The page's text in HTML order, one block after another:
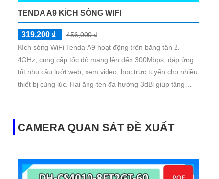
TENDA A9 KÍCH SÓNG WIFI
319,200 ₫
456,000 ₫
Kích sóng WiFi Tenda A9 hoạt động trên băng tần 2.
4GHz, cung cấp tốc độ mạng lên đến 300Mbps, đáp ứng
tốt nhu cầu lướt web, xem video, học trực tuyến cho nhiều
thiết bị cùng lúc. Hai ăng-ten đa hướng 3dBi giúp tăng
CAMERA QUAN SÁT ĐỀ XUẤT